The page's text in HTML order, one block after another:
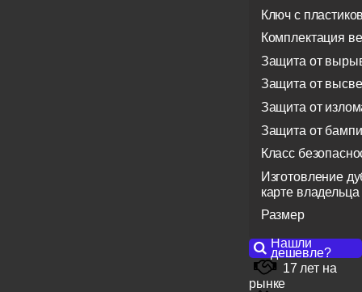
Ключ с
Комплектация
Защита от
Защита от
Защита от
Защита от
Класс
Изготовление
карте владельца
Размер
Нашли
дешевле?
17 лет на
рынке